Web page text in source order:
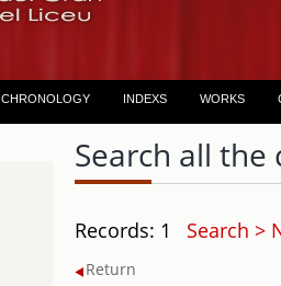
CHRONOLOGY INDEXS WORKS
Search all the
Records: 1 Search >
Return